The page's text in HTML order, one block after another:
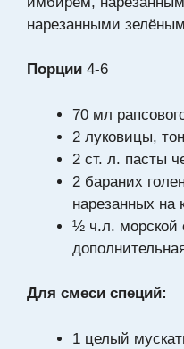
нарезанными
Порции 4-6
70 мл
2 луковицы,
2 ст. л. пасты
2 бараних
нарезанных на
½ ч.л. морской
Для смеси специй:
1 целый